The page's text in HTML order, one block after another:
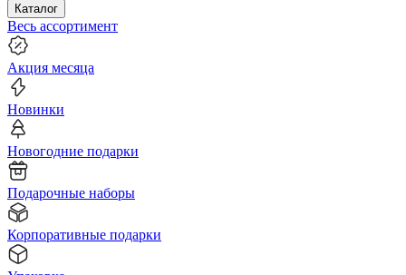
Каталог
Весь ассортимент
Акция месяца
Новинки
Новогодние подарки
Подарочные наборы
Корпоративные подарки